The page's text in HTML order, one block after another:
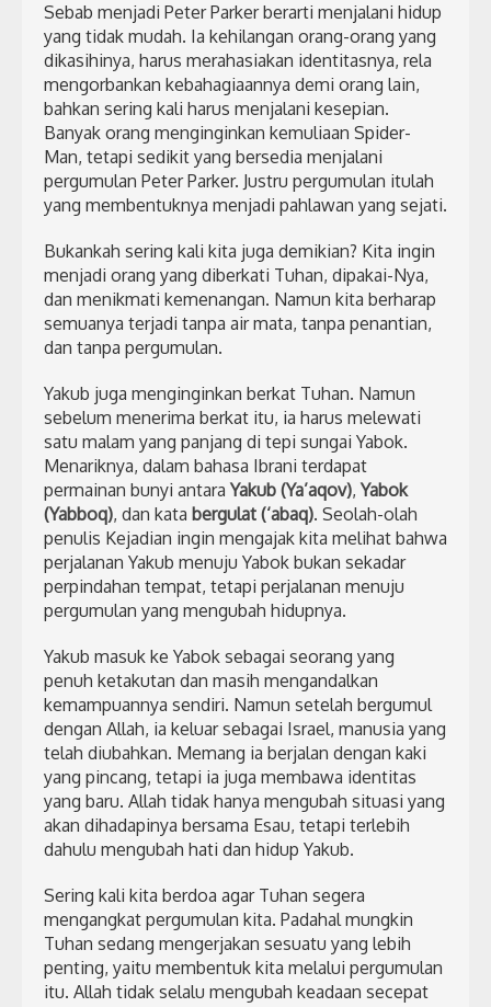
Sebab menjadi Peter Parker berarti menjalani hidup
yang tidak mudah. Ia kehilangan orang-orang yang
dikasihinya, harus merahasiakan identitasnya, rela
mengorbankan kebahagiaannya demi orang lain,
bahkan sering kali harus menjalani kesepian.
Banyak orang menginginkan kemuliaan Spider-
Man, tetapi sedikit yang bersedia menjalani
pergumulan Peter Parker. Justru pergumulan itulah
yang membentuknya menjadi pahlawan yang sejati.
Bukankah sering kali kita juga demikian? Kita ingin
menjadi orang yang diberkati Tuhan, dipakai-Nya,
dan menikmati kemenangan. Namun kita berharap
semuanya terjadi tanpa air mata, tanpa penantian,
dan tanpa pergumulan.
Yakub juga menginginkan berkat Tuhan. Namun
sebelum menerima berkat itu, ia harus melewati
satu malam yang panjang di tepi sungai Yabok.
Menariknya, dalam bahasa Ibrani terdapat
permainan bunyi antaraYakub (Ya’aqov),Yabok
(Yabboq), dan kata bergulat (‘abaq). Seolah-olah
penulis Kejadian ingin mengajak kita melihat bahwa
perjalanan Yakub menuju Yabok bukan sekadar
perpindahan tempat, tetapi perjalanan menuju
pergumulan yang mengubah hidupnya.
Yakub masuk ke Yabok sebagai seorang yang
penuh ketakutan dan masih mengandalkan
kemampuannya sendiri. Namun setelah bergumul
dengan Allah, ia keluar sebagai Israel, manusia yang
telah diubahkan. Memang ia berjalan dengan kaki
yang pincang, tetapi ia juga membawa identitas
yang baru. Allah tidak hanya mengubah situasi yang
akan dihadapinya bersama Esau, tetapi terlebih
dahulu mengubah hati dan hidup Yakub.
Sering kali kita berdoa agar Tuhan segera
mengangkat pergumulan kita. Padahal mungkin
Tuhan sedang mengerjakan sesuatu yang lebih
penting, yaitu membentuk kita melalui pergumulan
itu. Allah tidak selalu mengubah keadaan secepat